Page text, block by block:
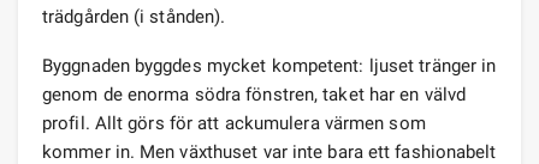
trädgården (i stånden).
Byggnaden byggdes mycket kompetent: ljuset tränger in
genom de enorma södra fönstren, taket har en välvd
profil. Allt görs för att ackumulera värmen som
kommer in. Men växthuset var inte bara ett fashionabelt